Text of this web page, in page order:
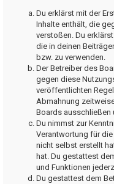
Du erklärst mit der
Inhalte enthält, die
verstoßen. Du
die in deinen
bzw. zu verwenden.
Der Betreiber des
gegen diese
veröffentlichten
Abmahnung
Boards ausschließen
Du nimmst zur
Verantwortung für
nicht selbst erstellt
hat. Du gestattest
und Funktionen
Du gestattest dem